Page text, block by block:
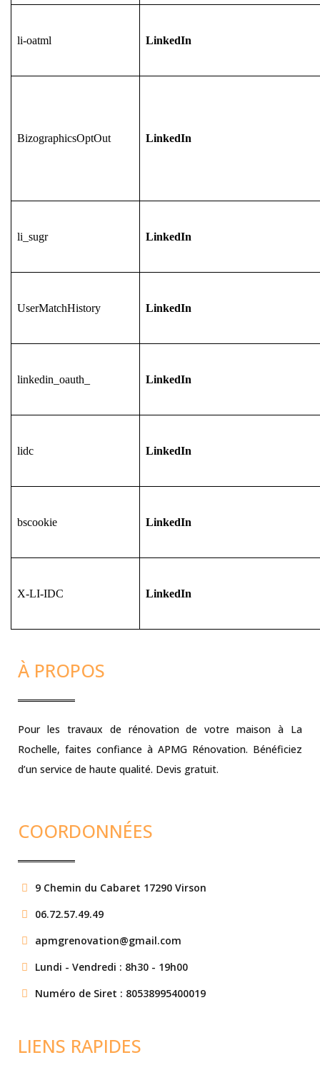
li-oatml LinkedIn
BizographicsOptOut LinkedIn
li_sugr LinkedIn
UserMatchHistory LinkedIn
linkedin_oauth_ LinkedIn
lidc LinkedIn
bscookie LinkedIn
X-LI-IDC LinkedIn
À PROPOS
Pour les travaux de rénovation de votre maison à La
Rochelle, faites confiance à APMG Rénovation. Bénéficiez
d’un service de haute qualité. Devis gratuit.
COORDONNÉES
9 Chemin du Cabaret 17290 Virson
06.72.57.49.49
apmgrenovation@gmail.com
Lundi - Vendredi : 8h30 - 19h00
Numéro de Siret : 80538995400019
LIENS RAPIDES